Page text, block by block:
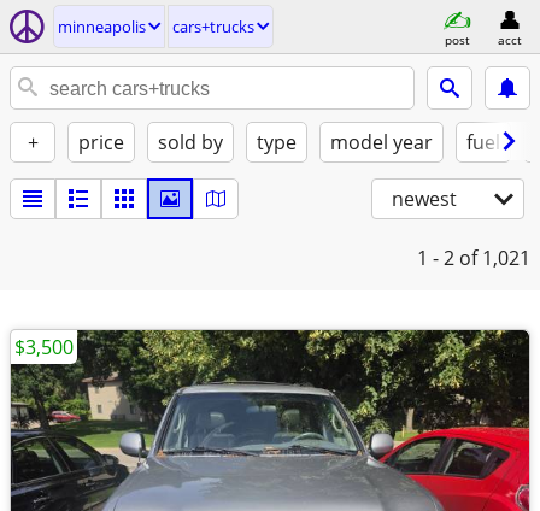
minneapolis cars+trucks
post acct
+ price sold by type model year fuel
newest
1 - 2 of 1,021
$3,500